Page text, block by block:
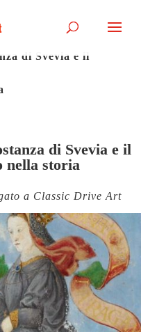
di Svevia e il
di Svevia e il
nella storia
a Classic Drive Art